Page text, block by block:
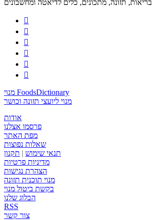
בריאות, תזונה, מתכונים, כלים לדיאטה ומחשבונים






מנוי FoodsDictionary
מנוי ליועצי תזונה וכושר
אודות
פרסמו אצלנו
מפת האתר
שאלות נפוצות
תנאי שימוש | תקנון
מדיניות פרטיות
הצהרת נגישות
מנוי תוכנית תזונה
בקשת ביטול מנוי
הבלוג שלנו
RSS
צור קשר